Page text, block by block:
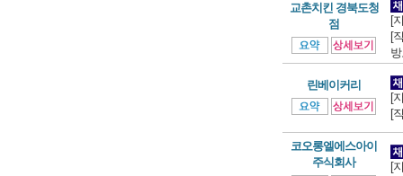
교촌치킨 경북도청
점
[
[
린베이커리
[
[
코오롱엘에스아이
주식회사
[